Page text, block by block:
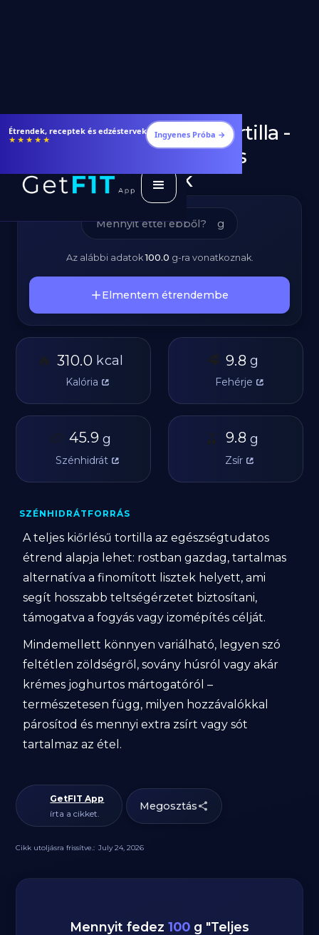
Fogyj és izmosodj hatékonyabban
★★★★★ Ingyenes Próba →
Teljes Kiőrlésű Tortilla -
Kalóriatartalom és
Tápanyagok
g
Az alábbi adatok100.0 g-ra vonatkoznak.
Elmentem étrendembe
🔥 310.0 kcal
Kalória
🥩 9.8 g
Fehérje
🥔 45.9 g
Szénhidrát
🫒 9.8 g
Zsír
SZÉNHIDRÁTFORRÁS
A teljes kiőrlésű tortilla az egészségtudatos
étrend alapja lehet: rostban gazdag, tartalmas
alternatíva a finomított lisztek helyett, ami
segít hosszabb teltségérzetet biztosítani,
támogatva a fogyás vagy izomépítés célját.
Mindemellett könnyen variálható, legyen szó
feltétlen zöldségről, sovány húsról vagy akár
krémes joghurtos mártogatóról –
természetesen függ, milyen hozzávalókkal
párosítod és mennyi extra zsírt vagy sót
tartalmaz az étel.
GetFIT App
írta a cikket.
Megosztás
Cikk utoljásra frissítve.: July 24, 2026
Mennyit fedez 100 g "Teljes